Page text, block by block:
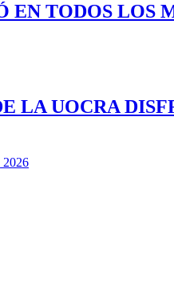
EN TODOS LOS
LA UOCRA
2026